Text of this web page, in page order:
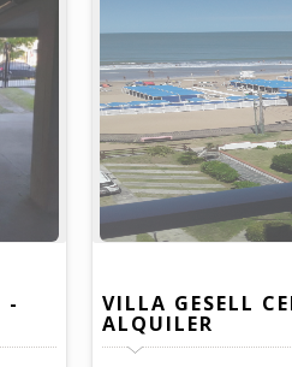
- VILLA GESELL
ALQUILER